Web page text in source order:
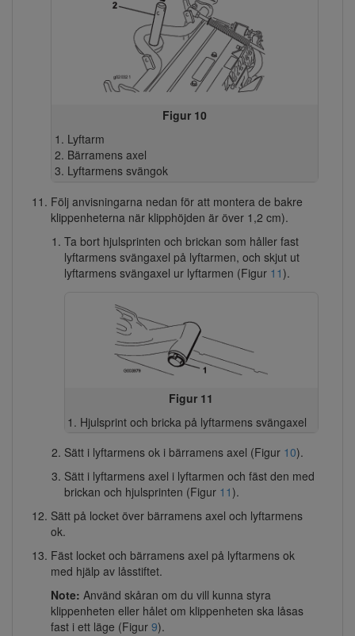
Figur 10
Lyftarm
Bärramens axel
Lyftarmens svängok
Följ anvisningarna nedan för att montera de bakre
klippenheterna när klipphöjden är över 1,2 cm).
Ta bort hjulsprinten och brickan som håller fast
lyftarmens svängaxel på lyftarmen, och skjut ut
lyftarmens svängaxel ur lyftarmen (Figur 11).
Figur 11
Hjulsprint och bricka på lyftarmens svängaxel
Sätt i lyftarmens ok i bärramens axel (Figur 10).
Sätt i lyftarmens axel i lyftarmen och fäst den med
brickan och hjulsprinten (Figur 11).
Sätt på locket över bärramens axel och lyftarmens
ok.
Fäst locket och bärramens axel på lyftarmens ok
med hjälp av låsstiftet.
Note: Använd skåran om du vill kunna styra
klippenheten eller hålet om klippenheten ska låsas
fast i ett läge (Figur 9).